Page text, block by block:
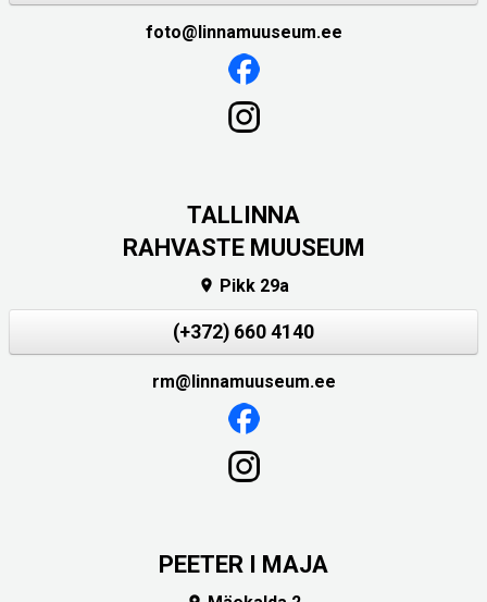
foto@linnamuuseum.ee
TALLINNA
RAHVASTE MUUSEUM
 Pikk 29a
(+372) 660 4140
rm@linnamuuseum.ee
PEETER I MAJA